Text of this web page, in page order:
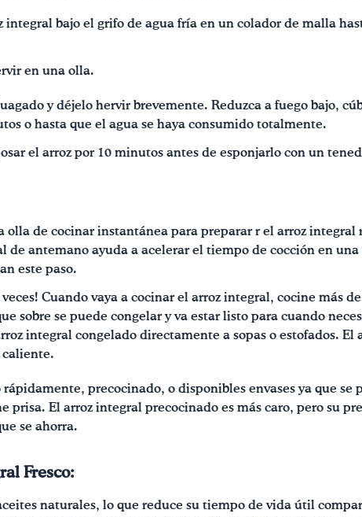
integral bajo el grifo de agua fría en un colador de malla
en una olla.
y déjelo hervir brevemente. Reduzca a fuego bajo,
o hasta que el agua se haya consumido totalmente.
el arroz por 10 minutos antes de esponjarlo con un
olla de cocinar instantánea para preparar r el arroz
de antemano ayuda a acelerar el tiempo de cocción en una
este paso.
veces! Cuando vaya a cocinar el arroz integral, cocine más
sobre se puede congelar y va estar listo para cuando
integral congelado directamente a sopas o estofados. El
caliente.
precocinado, o disponibles envases ya que se
prisa. El arroz integral precocinado es más caro, pero su
se ahorra.
Fresco:
naturales, lo que reduce su tiempo de vida útil